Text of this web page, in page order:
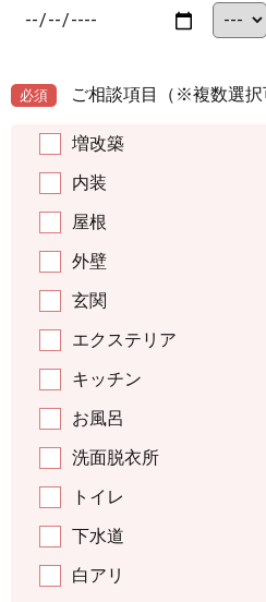
必須 ご相談項目 （※複数選択
増改築
内装
屋根
外壁
玄関
エクステリア
キッチン
お風呂
洗面脱衣所
トイレ
下水道
白アリ